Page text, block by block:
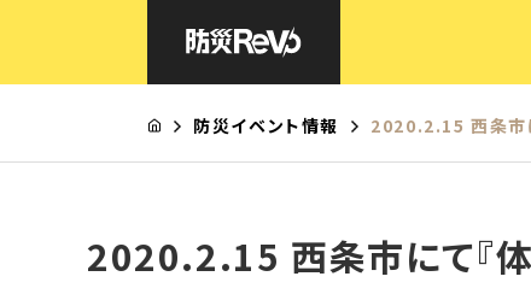
防災Revoとは
イマーシブ型 防災アトラクション(講演×公
防災イベント情報 2020.2.15 西条市
2020.2.15 西条市にて『